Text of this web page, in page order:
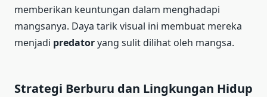
memberikan keuntungan dalam menghadapi
mangsanya. Daya tarik visual ini membuat mereka
menjadi predatoryang sulit dilihat oleh mangsa.
Strategi Berburu dan Lingkungan Hidup